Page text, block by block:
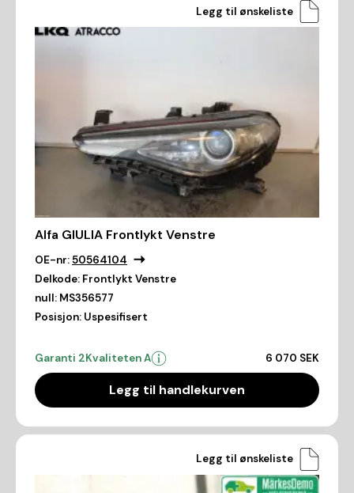
Legg til ønskeliste
Alfa GIULIA Frontlykt Venstre
OE-nr:50564104
Delkode: Frontlykt Venstre
null: MS356577
Posisjon: Uspesifisert
Garanti 2Kvaliteten A 6 070 SEK
Legg til handlekurven
Legg til ønskeliste